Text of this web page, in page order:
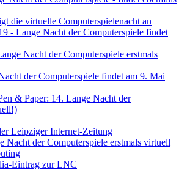
die virtuelle Computerspielenacht an
- Lange Nacht der Computerspiele findet
Nacht der Computerspiele erstmals
der Computerspiele findet am 9. Mai
& Paper: 14. Lange Nacht der
Leipziger Internet-Zeitung
Nacht der Computerspiele erstmals virtuell
Eintrag zur LNC